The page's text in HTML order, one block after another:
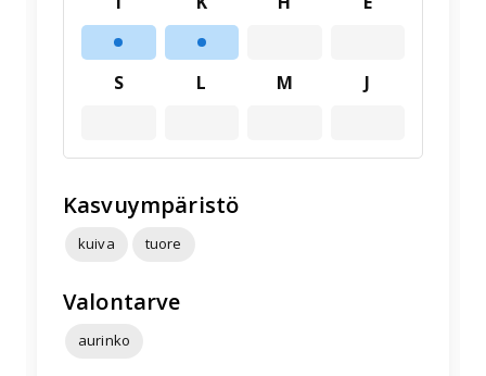
S L M J
Kasvuympäristö
kuiva tuore
Valontarve
aurinko